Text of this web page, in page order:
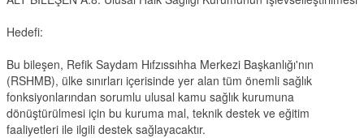
Hedefi:
Bu bileşen, Refik Saydam Hıfzıssıhha Merkezi Başkanlığı'nın
(RSHMB), ülke sınırları içerisinde yer alan tüm önemli sağlık
fonksiyonlarından sorumlu ulusal kamu sağlık kurumuna
dönüştürülmesi için bu kuruma mal, teknik destek ve eğitim
faaliyetleri ile ilgili destek sağlayacaktır.